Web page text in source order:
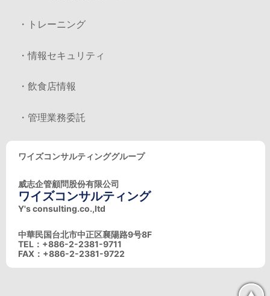
・トレーニング
・情報セキュリティ
・飲食店情報
・管理業務委託
ワイズコンサルティンググループ
威志企管顧問股份有限公司
ワイズコンサルティング
Y's consulting.co.,ltd
中華民国台北市中正区襄陽路9号8F
TEL：+886-2-2381-9711
FAX：+886-2-2381-9722